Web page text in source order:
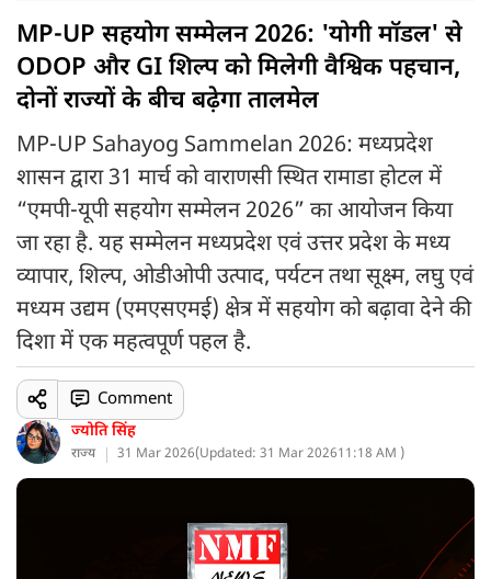
MP-UP सहयोग सम्मेलन 2026: 'योगी मॉडल' से
ODOP और GI शिल्प को मिलेगी वैश्विक पहचान,
दोनों राज्यों के बीच बढ़ेगा तालमेल
MP-UP Sahayog Sammelan 2026: मध्यप्रदेश
शासन द्वारा 31 मार्च को वाराणसी स्थित रामाडा होटल में
“एमपी-यूपी सहयोग सम्मेलन 2026” का आयोजन किया
जा रहा है. यह सम्मेलन मध्यप्रदेश एवं उत्तर प्रदेश के मध्य
व्यापार, शिल्प, ओडीओपी उत्पाद, पर्यटन तथा सूक्ष्म, लघु एवं
मध्यम उद्यम (एमएसएमई) क्षेत्र में सहयोग को बढ़ावा देने की
दिशा में एक महत्वपूर्ण पहल है.
ज्योति सिंह
राज्य 31 Mar 2026(Updated: 31 Mar 202611:18 AM )
Comment